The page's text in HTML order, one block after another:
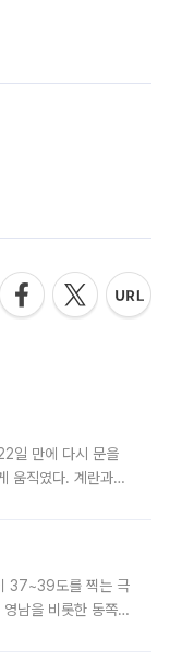
일 만에 다시 문을
움직였다. 계란과
37~39도를 찍는 극
남을 비롯한 동쪽